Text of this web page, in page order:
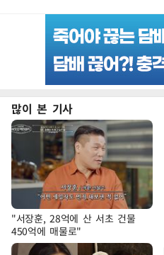
많이 본 기사
"서장훈, 28억에 산 서초 건물
450억에 매물로"